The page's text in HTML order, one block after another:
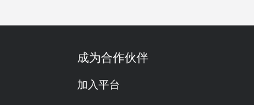
成为合作伙伴
加入平台